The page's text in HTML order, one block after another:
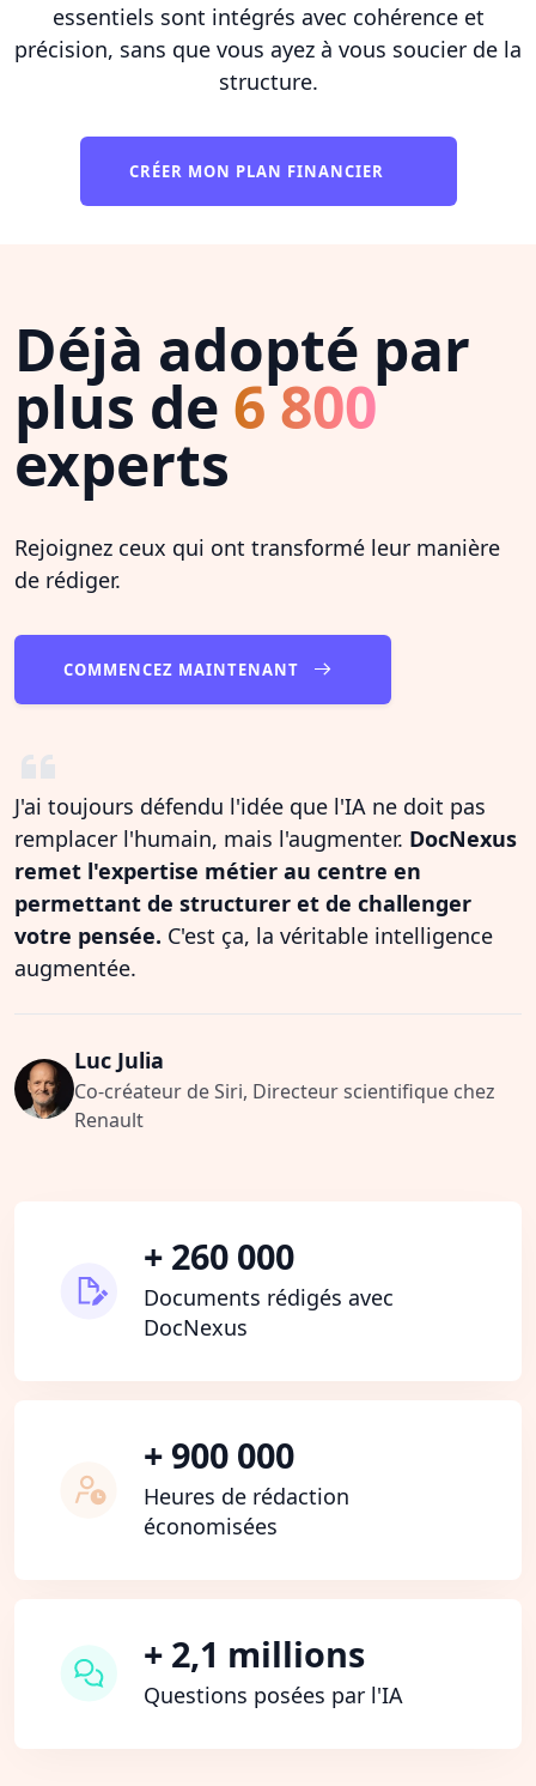
essentiels sont intégrés avec cohérence et
précision, sans que vous ayez à vous soucier de la
structure.
CRÉER MON PLAN FINANCIER
Déjà adopté par
plus de 6 800
experts
Rejoignez ceux qui ont transformé leur manière
de rédiger.
COMMENCEZ MAINTENANT
J'ai toujours défendu l'idée que l'IA ne doit pas
remplacer l'humain, mais l'augmenter. DocNexus
remet l'expertise métier au centre en
permettant de structurer et de challenger
votre pensée. C'est ça, la véritable intelligence
augmentée.
Luc Julia
Co-créateur de Siri, Directeur scientifique chez
Renault
+ 260 000
Documents rédigés avec
DocNexus
+ 900 000
Heures de rédaction
économisées
+ 2,1 millions
Questions posées par l'IA